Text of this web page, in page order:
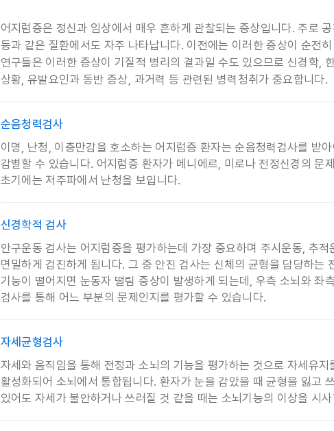
어지럼증은 정신과 임상에서 매우 흔하게 관찰되는 증상입니다. 주로
등과 같은 질환에서도 자주 나타납니다. 이전에는 이러한 증상이 순전
연구들은 이러한 증상이 기질적 병리의 결과일 수도 있으므로 신경학,
상황, 유발요인과 동반 증상, 과거력 등 관련된 병력청취가 중요합니다.
순음청력검사
이명, 난청, 이충만감을 호소하는 어지럼증 환자는 순음청력검사를 받
감별할 수 있습니다. 어지럼증 환자가 메니에르, 미로나 전정신경의 문
초기에는 저주파에서 난청을 보입니다.
신경학적 검사
안구운동 검사는 어지럼증을 평가하는데 가장 중요하며 주시운동, 추
면밀하게 검진하게 됩니다. 그 중 안진 검사는 신체의 균형을 담당하
기능이 떨어지면 눈동자 떨림 증상이 발생하게 되는데, 우측 소뇌와
검사를 통해 어느 부분의 문제인지를 평가할 수 있습니다.
자세균형검사
자세와 움직임을 통해 전정과 소뇌의 기능을 평가하는 것으로 자세유
활성화되어 소뇌에서 통합됩니다. 환자가 눈을 감았을 때 균형을 잃고
있어도 자세가 불안하거나 쓰러질 것 같을 때는 소뇌기능의 이상을 시